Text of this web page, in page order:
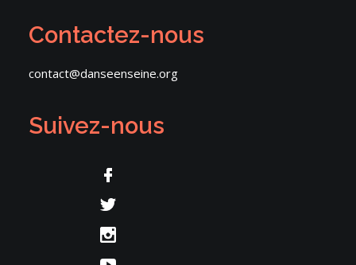
Contactez-nous
contact@danseenseine.org
Suivez-nous